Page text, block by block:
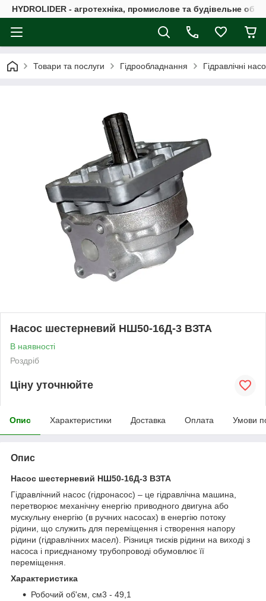
HYDROLIDER - агротехніка, промислове та будівельне
Товари та послуги Гідрообладнання Гідравлічні
Насос шестерневий НШ50-16Д-3 ВЗТА
В наявності
Роздріб
Ціну уточнюйте
Опис Характеристики Доставка Оплата Умови
Опис
Насос шестерневий НШ50-16Д-3 ВЗТА
Гідравлічний насос (гідронасос) – це гідравлічна машина,
перетворює механічну енергію приводного двигуна або
мускульну енергію (в ручних насосах) в енергію потоку
рідини, що служить для переміщення і створення напору
рідини (гідравлічних масел). Різниця тисків рідини на виході з
насоса і приєднаному трубопроводі обумовлює її
переміщення.
Характеристика
Робочий об'єм, см3 - 49,1